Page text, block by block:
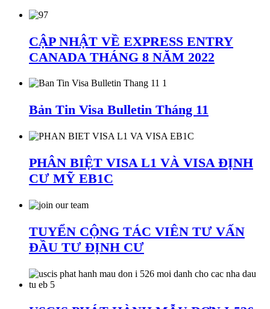
CẬP NHẬT VỀ EXPRESS ENTRY
CANADA THÁNG 8 NĂM 2022
Bản Tin Visa Bulletin Tháng 11
PHÂN BIỆT VISA L1 VÀ VISA ĐỊNH
CƯ MỸ EB1C
TUYỂN CỘNG TÁC VIÊN TƯ VẤN
ĐẦU TƯ ĐỊNH CƯ